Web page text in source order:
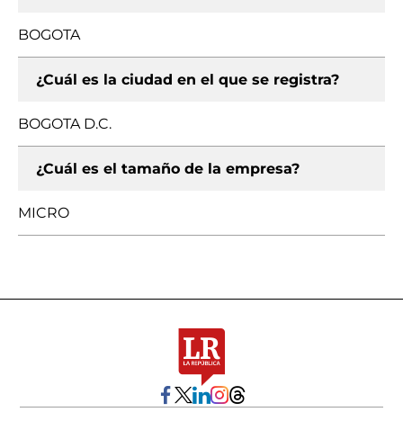
BOGOTA
¿Cuál es la ciudad en el que se registra?
BOGOTA D.C.
¿Cuál es el tamaño de la empresa?
MICRO